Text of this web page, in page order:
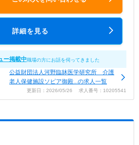
詳細を見る
ー掲載中職場の方にお話を伺ってきました
公益財団法人河野臨牀医学研究所 介護
老人保健施設ソピア御殿...の求人一覧
更新日：2026/05/26 求人番号：10205541